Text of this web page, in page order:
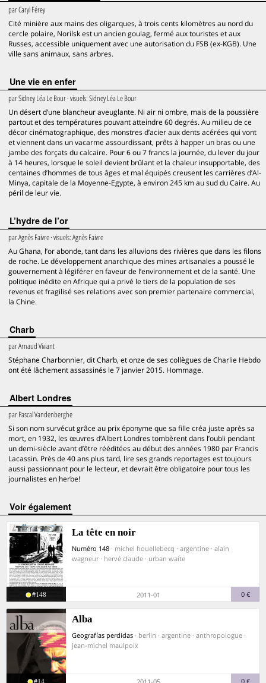
parCaryl Férey
Cité minière aux mains des oligarques, à trois cents kilomètres au nord du
cercle polaire, Norilsk est un ancien goulag, fermé aux touristes et aux
Russes, accessible uniquement avec une autorisation du FSB (ex-KGB). Une
ville sans animaux, sans arbres.
Une vie en enfer
parSidney Léa Le Bour· visuels:Sidney Léa Le Bour
Un désert d’une blancheur aveuglante. Ni air ni ombre, mais de la poussière
partout et des températures pouvant atteindre 60 degrés. Au milieu de ce
décor cinématographique, des monstres d’acier aux dents acérées qui vont
et viennent dans un vacarme assourdissant, prêts à happer un bras ou une
jambe des forçats du calcaire. Pour 6 ou 7 francs la journée, du lever du jour
à 14 heures, lorsque le soleil devient brûlant et la chaleur insupportable, des
centaines d’hommes de tous âges et mal équipés creusent les carrières d’Al-
Minya, capitale de la Moyenne-Egypte, à environ 245 km au sud du Caire. Au
péril de leur vie.
L’hydre de l’or
parAgnès Faivre· visuels:Agnès Faivre
Au Ghana, l’or abonde, tant dans les alluvions des rivières que dans les filons
de roche. Le développement anarchique des mines artisanales a poussé le
gouvernement à légiférer en faveur de l’environnement et de la santé. Une
politique inédite en Afrique qui a privé le tiers de la population de ses
revenus et fragilisé ses relations avec son premier partenaire commercial,
la Chine.
Charb
parArnaud Viviant
Stéphane Charbonnier, dit Charb, et onze de ses collègues de Charlie Hebdo
ont été lâchement assassinés le 7 janvier 2015. Hommage.
Albert Londres
parPascal Vandenberghe
Si son nom survécut grâce au prix éponyme que sa fille créa juste après sa
mort, en 1932, les œuvres d’Albert Londres tombèrent dans l’oubli pendant
un demi-siècle avant d’être rééditées au début des années 1980 par Francis
Lacassin. Près de 40 ans plus tard, lire ses grands reportages est toujours
aussi passionnant pour le lecteur, et devrait être obligatoire pour tous les
journalistes en herbe!
voir également
La tête en noir
Numéro 148 · michel houellebecq · argentine · alain
wagneur · hervé claude · urban waite
#148 2011-01 0 €
Alba
Geografías perdidas · berlin · argentine · anthropologue ·
jean-michel maulpoix
#14 0 €